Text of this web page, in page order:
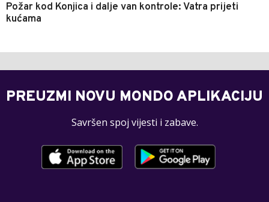
Požar kod Konjica i dalje van kontrole: Vatra prijeti
kućama
PREUZMI NOVU MONDO APLIKACIJU
Savršen spoj vijesti i zabave.